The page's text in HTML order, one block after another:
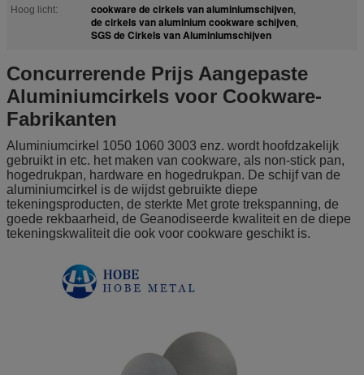
Hoog licht:
cookware de cirkels van aluminiumschijven,
de cirkels van aluminium cookware schijven,
SGS de Cirkels van Aluminiumschijven
Concurrerende Prijs Aangepaste
Aluminiumcirkels voor Cookware-
Fabrikanten
Aluminiumcirkel 1050 1060 3003 enz. wordt hoofdzakelijk
gebruikt in etc. het maken van cookware, als non-stick pan,
hogedrukpan, hardware en hogedrukpan. De schijf van de
aluminiumcirkel is de wijdst gebruikte diepe
tekeningsproducten, de sterkte Met grote trekspanning, de
goede rekbaarheid, de Geanodiseerde kwaliteit en de diepe
tekeningskwaliteit die ook voor cookware geschikt is.